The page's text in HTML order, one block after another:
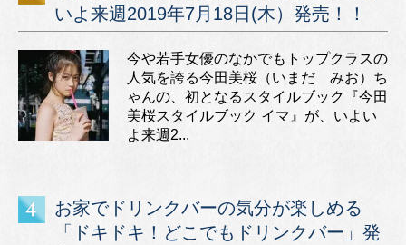
いよ来週2019年7月18日(木）発売！！
今や若手女優のなかでもトップクラスの
人気を誇る今田美桜（いまだ みお）ち
ゃんの、初となるスタイルブック『今田
美桜スタイルブック イマ』が、いよい
よ来週2...
お家でドリンクバーの気分が楽しめる
「ドキドキ！どこでもドリンクバー」発